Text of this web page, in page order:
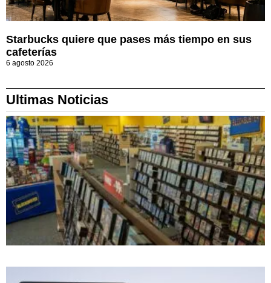
Starbucks quiere que pases más tiempo en sus
cafeterías
6 agosto 2026
Ultimas Noticias